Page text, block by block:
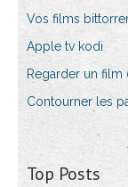
Vos films
Apple tv kodi
Regarder un
Contourner les
Top Posts